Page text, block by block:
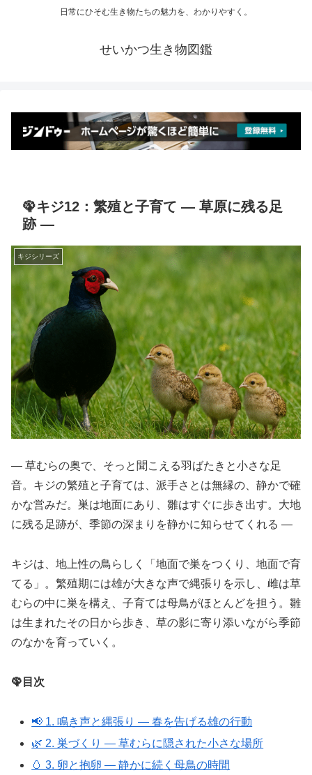
日常にひそむ生き物たちの魅力を、わかりやすく。
せいかつ生き物図鑑
🦚キジ12：繁殖と子育て ― 草原に残る足
跡 ―
キジシリーズ
― 草むらの奥で、そっと聞こえる羽ばたきと小さな足
音。キジの繁殖と子育ては、派手さとは無縁の、静かで確
かな営みだ。巣は地面にあり、雛はすぐに歩き出す。大地
に残る足跡が、季節の深まりを静かに知らせてくれる ―
キジは、地上性の鳥らしく「地面で巣をつくり、地面で育
てる」。繁殖期には雄が大きな声で縄張りを示し、雌は草
むらの中に巣を構え、子育ては母鳥がほとんどを担う。雛
は生まれたその日から歩き、草の影に寄り添いながら季節
のなかを育っていく。
🦚目次
📢 1. 鳴き声と縄張り ― 春を告げる雄の行動
🌿 2. 巣づくり ― 草むらに隠された小さな場所
🥚 3. 卵と抱卵 ― 静かに続く母鳥の時間